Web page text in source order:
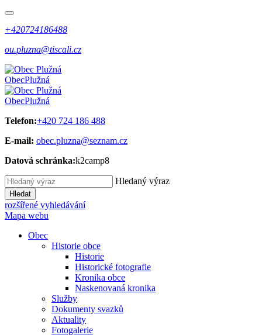
+420724186488
ou.pluzna@tiscali.cz
ObecPlužná
ObecPlužná
Telefon:+420 724 186 488
E-mail: obec.pluzna@seznam.cz
Datová schránka:k2camp8
Hledaný výraz
Hledat
rozšířené vyhledávání
Mapa webu
Obec
Historie obce
Historie
Historické fotografie
Kronika obce
Naskenovaná kronika
Služby
Dokumenty svazků
Aktuality
Fotogalerie